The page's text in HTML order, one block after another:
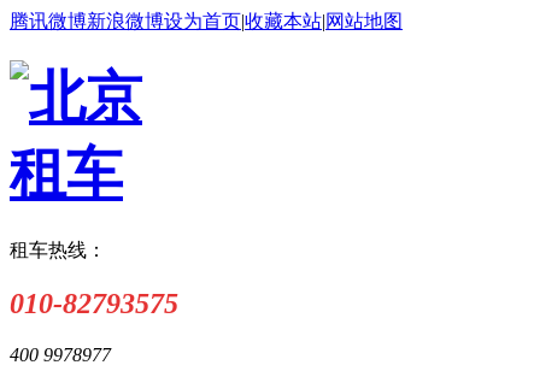
腾讯微博新浪微博设为首页|收藏本站|网站地图
租车热线：
010-82793575
400 9978977